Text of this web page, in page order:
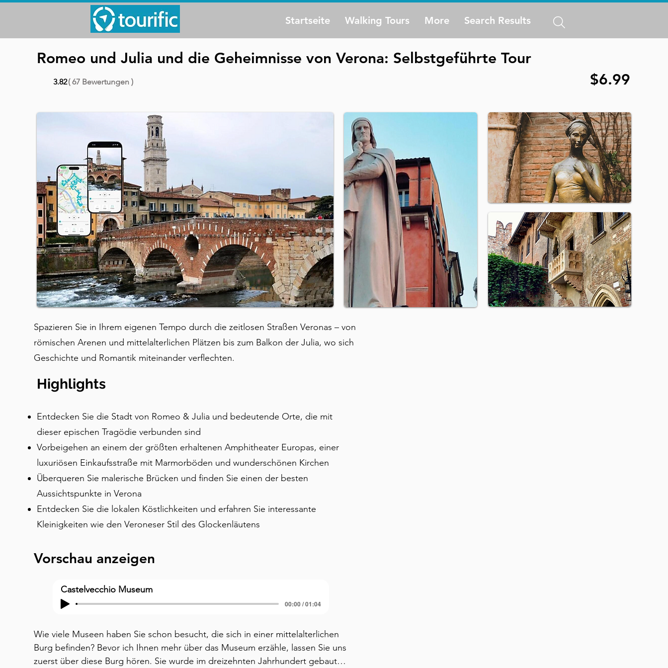
Startseite Walking Tours More Search Results
Romeo und Julia und die Geheimnisse von Verona: Selbstgeführte Tour
3.82( 67 Bewertungen ) $6.99
Spazieren Sie in Ihrem eigenen Tempo durch die zeitlosen Straßen Veronas – von
römischen Arenen und mittelalterlichen Plätzen bis zum Balkon der Julia, wo sich
Geschichte und Romantik miteinander verflechten.
Highlights
Entdecken Sie die Stadt von Romeo & Julia und bedeutende Orte, die mit
dieser epischen Tragödie verbunden sind
Vorbeigehen an einem der größten erhaltenen Amphitheater Europas, einer
luxuriösen Einkaufsstraße mit Marmorböden und wunderschönen Kirchen
Überqueren Sie malerische Brücken und finden Sie einen der besten
Aussichtspunkte in Verona
Entdecken Sie die lokalen Köstlichkeiten und erfahren Sie interessante
Kleinigkeiten wie den Veroneser Stil des Glockenläutens
Vorschau anzeigen
Castelvecchio Museum
00:00 / 01:04
Wie viele Museen haben Sie schon besucht, die sich in einer mittelalterlichen
Burg befinden? Bevor ich Ihnen mehr über das Museum erzähle, lassen Sie uns
zuerst über diese Burg hören. Sie wurde im dreizehnten Jahrhundert gebaut,